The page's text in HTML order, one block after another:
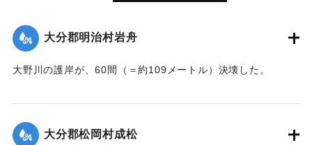
大分郡明治村岩舟
大野川の護岸が、60間（＝約109メートル）決壊した。
｜固有コード:
大分郡松岡村成松